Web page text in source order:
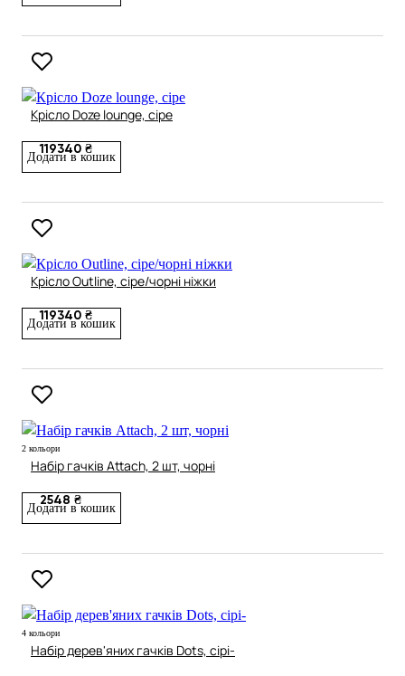
Крісло Doze lounge, сіре
119340 ₴
Додати в кошик
Крісло Outline, сіре/чорні ніжки
119340 ₴
Додати в кошик
2 кольори
Набір гачків Attach, 2 шт, чорні
2548 ₴
Додати в кошик
4 кольори
Набір дерев'яних гачків Dots, сірі-